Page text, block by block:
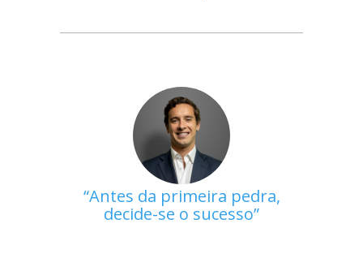
Antes da primeira pedra,
decide-se o sucesso